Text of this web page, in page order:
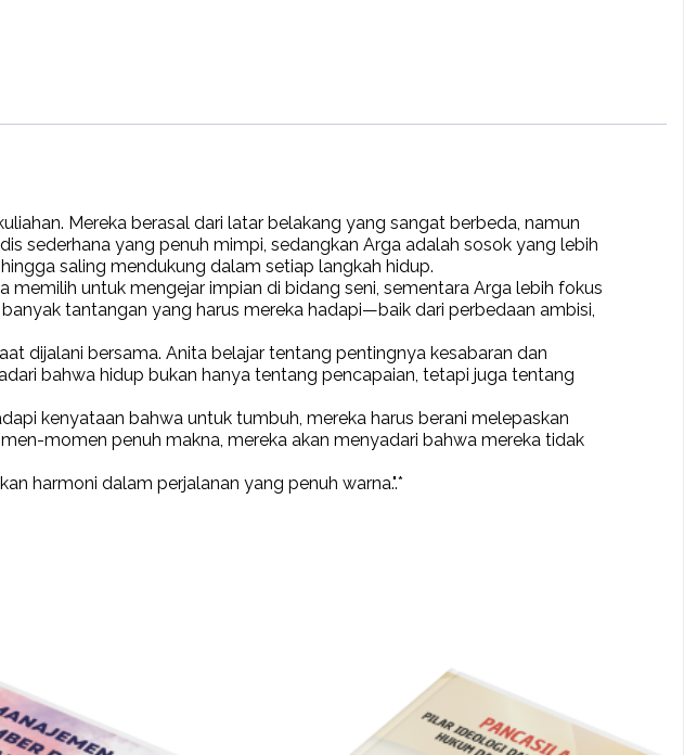
Mereka berasal dari latar belakang yang sangat berbeda, namun
sederhana yang penuh mimpi, sedangkan Arga adalah sosok yang lebih
saling mendukung dalam setiap langkah hidup.
untuk mengejar impian di bidang seni, sementara Arga lebih fokus
tantangan yang harus mereka hadapi—baik dari perbedaan ambisi,
dijalani bersama. Anita belajar tentang pentingnya kesabaran dan
bahwa hidup bukan hanya tentang pencapaian, tetapi juga tentang
kenyataan bahwa untuk tumbuh, mereka harus berani melepaskan
momen penuh makna, mereka akan menyadari bahwa mereka tidak
harmoni dalam perjalanan yang penuh warna.".*